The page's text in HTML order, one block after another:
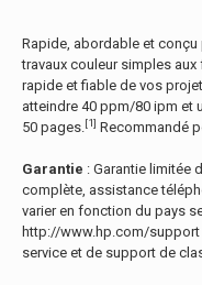
Rapide, abordable et
travaux couleur simples
rapide et fiable de vos
atteindre 40 ppm/80 ipm et
50 pages.[1] Recommandé
Garantie : Garantie limitée
complète, assistance
varier en fonction du pays
http://www.hp.com/
service et de support de